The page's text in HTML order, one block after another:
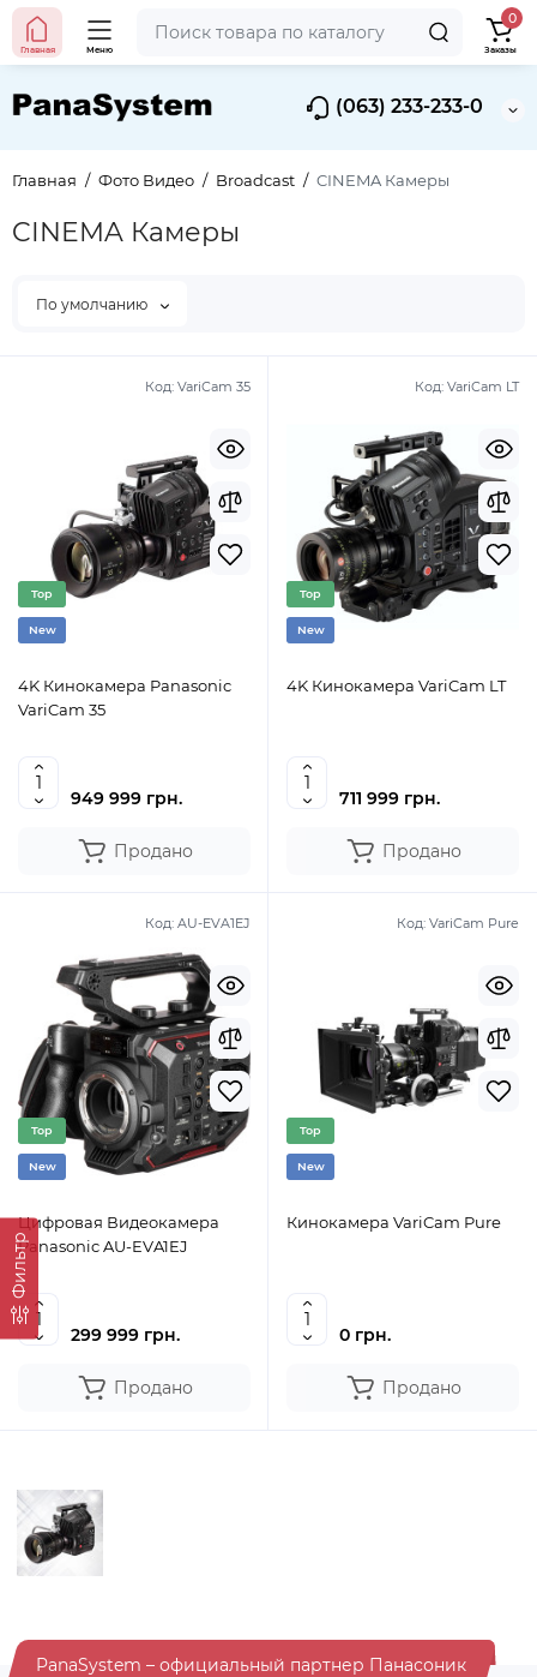
(063) 233-233-0
Главная Меню
0
Заказы
Главная Фото Видео Broadcast CINEMA Камеры
Фильтр
CINEMA Камеры
По умолчанию
Код: VariCam 35
Top
New
4K Кинокамера Panasonic
VariCam 35
949 999 грн.
Продано
Код: VariCam LT
Top
New
4K Кинокамера VariCam LT
711 999 грн.
Продано
Код: AU-EVA1EJ
Top
New
Цифровая Видеокамера
Panasonic AU-EVA1EJ
299 999 грн.
Продано
Код: VariCam Pure
Top
New
Кинокамера VariCam Pure
0 грн.
Продано
PanaSystem – официальный партнер Панасоник